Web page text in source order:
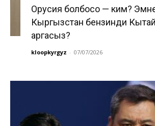
Орусия болбосо — ким?
Кыргызстан бензинди
аргасыз?
kloopkyrgyz - 07/07/2026